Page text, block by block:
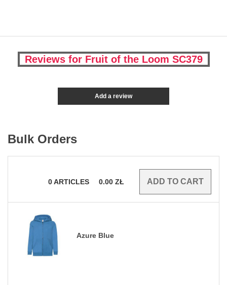
Reviews for Fruit of the Loom SC379
Add a review
Bulk Orders
0ARTICLES 0.00 ZŁ
Azure Blue